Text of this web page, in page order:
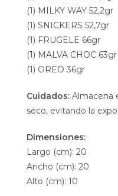
(1) MILKY WAY 52,2gr
(1) SNICKERS 52,7gr
(1) FRUGELE 66gr
(1) MALVA CHOC 63gr
(1) OREO 36gr
Cuidados: Almacena
seco, evitando la
Dimensiones:
Largo (cm): 20
Ancho (cm): 20
Alto (cm): 10